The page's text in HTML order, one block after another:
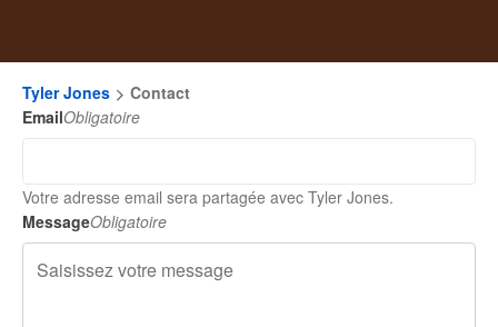
Tyler Jones
Contact
EmailObligatoire
Votre adresse email sera partagée avec Tyler Jones.
MessageObligatoire